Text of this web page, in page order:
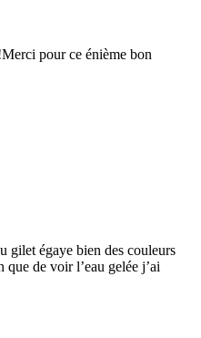
pour ce énième bon
gilet égaye bien des couleurs
de voir l’eau gelée j’ai